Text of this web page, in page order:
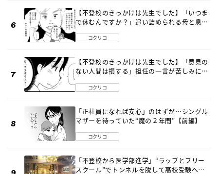
【不登校のきっかけは先生でした】「いつま
で休むんですか？」追い詰められる母と息子
コクリコ
【不登校のきっかけは先生でした】「意見の
ない人間は損する」担任の一言が苦しみに…
コクリコ
「正社員になれば安心」のはずが…シングル
マザーを待っていた“魔の２年間”【前編】
コクリコ
「不登校から医学部進学」“ラップとフリー
スクール”でトンネルを脱して高校受験へ